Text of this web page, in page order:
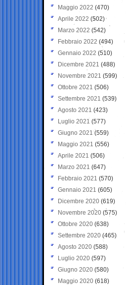
Maggio 2022 (470)
Aprile 2022 (502)
Marzo 2022 (542)
Febbraio 2022 (494)
Gennaio 2022 (510)
Dicembre 2021 (488)
Novembre 2021 (599)
Ottobre 2021 (506)
Settembre 2021 (539)
Agosto 2021 (423)
Luglio 2021 (577)
Giugno 2021(559)
Maggio 2021 (556)
Aprile 2021 (506)
Marzo 2021 (647)
Febbraio 2021 (570)
Gennaio 2021 (605)
Dicembre 2020 (619)
Novembre 2020 (575)
Ottobre 2020 (638)
Settembre 2020(465)
Agosto 2020 (588)
Luglio 2020 (597)
Giugno 2020 (580)
Maggio 2020 (618)